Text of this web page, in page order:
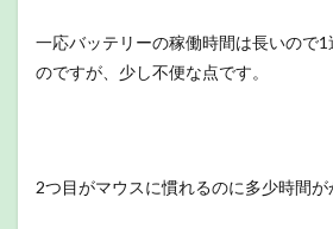
一応バッテリーの稼働時間は長いので
のですが、少し不便な点です。
2つ目がマウスに慣れるのに多少時間が